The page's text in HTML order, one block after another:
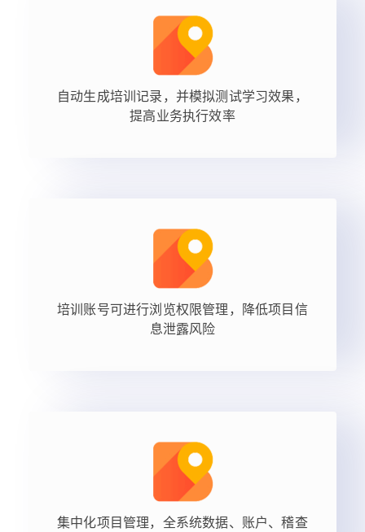
自动生成培训记录，并模拟测试学习效果，
提高业务执行效率
培训账号可进行浏览权限管理，降低项目信
息泄露风险
集中化项目管理，全系统数据、账户、稽查